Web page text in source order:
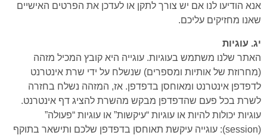
אנא הודיעו לנו אם יש צורך לתקן או לעדכן את הפרטים האישיים
שאנו מחזיקים עליכם.
יג. עוגיות
האתר שלנו משתמש בעוגיות. עוגייה היא קובץ המכיל מזהה
(מחרוזת של אותיות ומספרים) שנשלח על ידי שרת אינטרנט
לדפדפן אינטרנט ומאוחסן בדפדפן. אז, המזהה נשלח בחזרה
לשרת בכל פעם שהדפדפן מבקש מהשרת להציג דף אינטרנט.
עוגיות יכולות להיות או עוגיות “עיקשות” או עוגיות “פעולה”
(session): עוגייה עיקשת תאוחסן בדפדפן שלכם ותישאר בתוקף